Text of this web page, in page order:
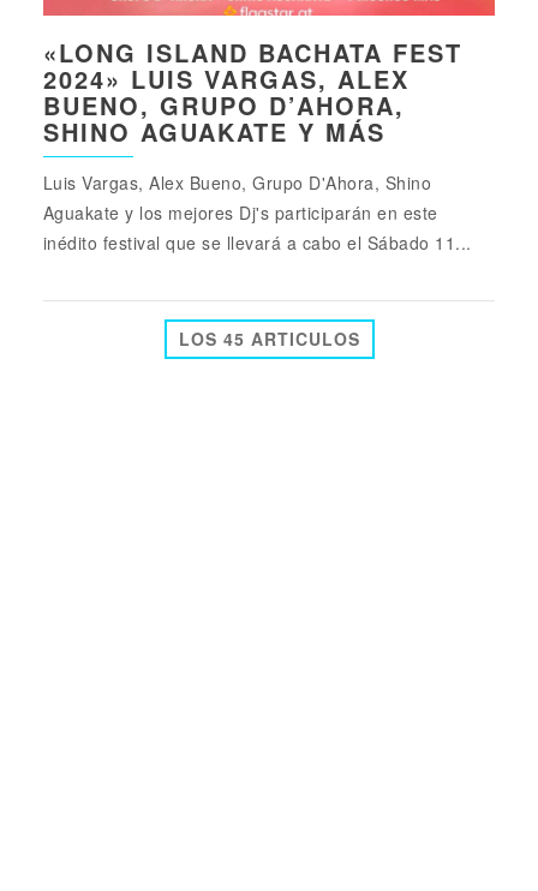
«LONG ISLAND BACHATA FEST
2024» LUIS VARGAS, ALEX
BUENO, GRUPO D’AHORA,
SHINO AGUAKATE Y MÁS
Luis Vargas, Alex Bueno, Grupo D'Ahora, Shino
Aguakate y los mejores Dj's participarán en este
inédito festival que se llevará a cabo el Sábado 11...
LOS 45 ARTICULOS